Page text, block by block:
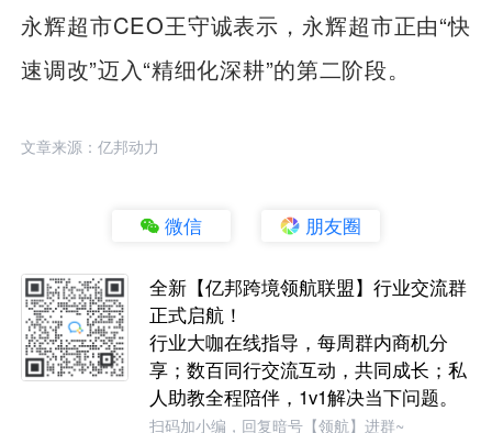
永辉超市CEO王守诚表示，永辉超市正由“快
速调改”迈入“精细化深耕”的第二阶段。
文章来源：亿邦动力
微信 朋友圈
全新【亿邦跨境领航联盟】行业交流群
正式启航！
行业大咖在线指导，每周群内商机分
享；数百同行交流互动，共同成长；私
人助教全程陪伴，1v1解决当下问题。
扫码加小编，回复暗号【领航】进群~